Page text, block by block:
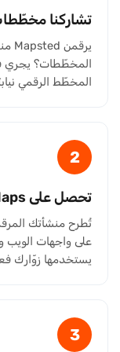
تشاركنا
المخطّطات؟ يجري
المخطّط الرقمي
2
تحصل على Indoor Maps الخاصّة بك
على واجهات الويب
يستخدمها زوّارك
3